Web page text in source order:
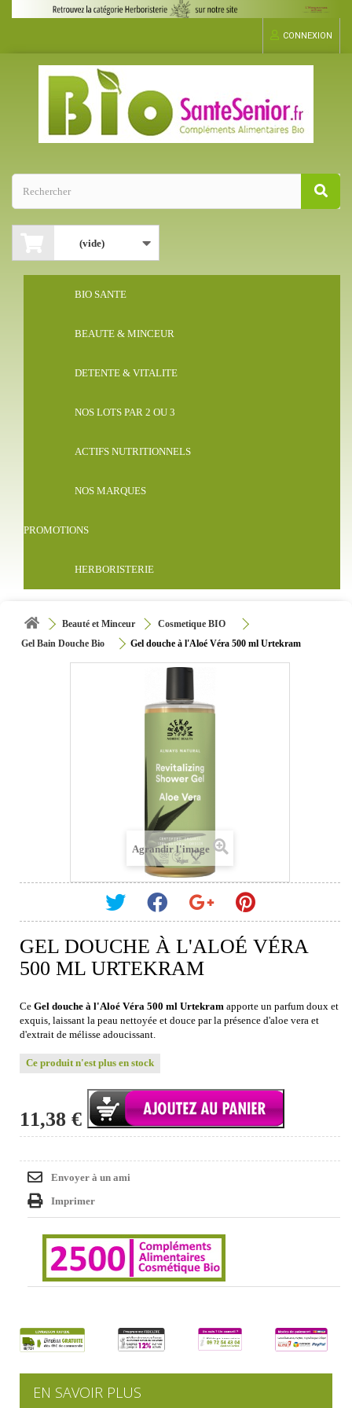
CONNEXION
(vide)
BIO SANTE
BEAUTE & MINCEUR
DETENTE & VITALITE
NOS LOTS PAR 2 OU 3
ACTIFS NUTRITIONNELS
NOS MARQUES
PROMOTIONS
HERBORISTERIE
Beauté et Minceur
Cosmetique BIO
Gel Bain Douche Bio
Gel douche à l'Aloé Véra 500 ml Urtekram
Agrandir l'image
GEL DOUCHE À L'ALOÉ VÉRA
500 ML URTEKRAM
Ce Gel douche à l'Aloé Véra 500 ml Urtekram apporte un parfum doux et
exquis, laissant la peau nettoyée et douce par la présence d'aloe vera et
d'extrait de mélisse adoucissant.
Ce produit n'est plus en stock
11,38 €
Envoyer à un ami
Imprimer
EN SAVOIR PLUS